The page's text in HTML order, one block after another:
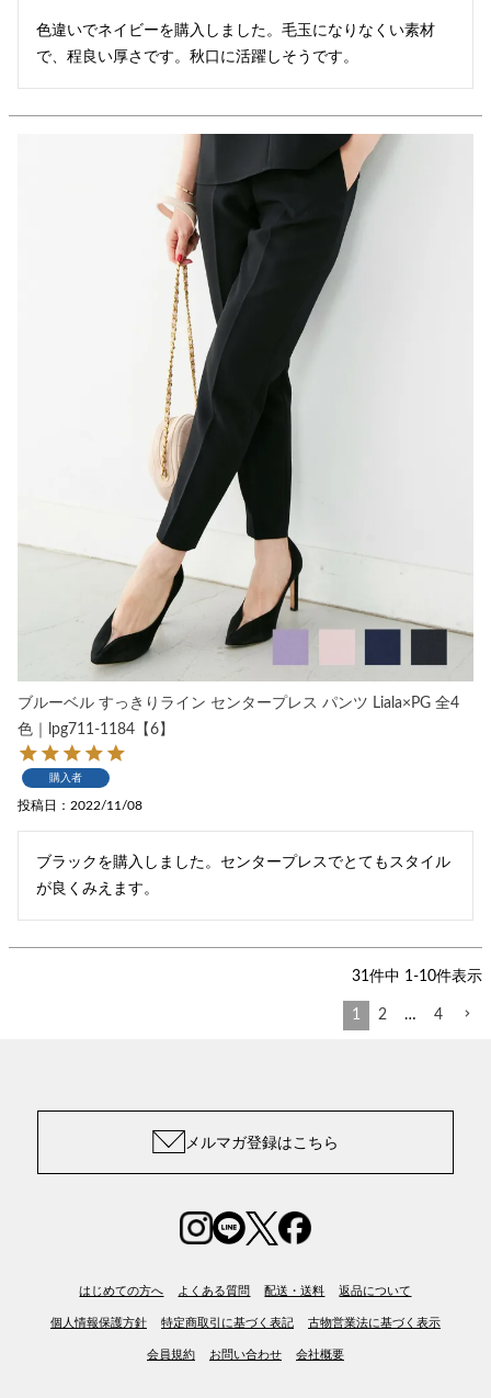
色違いでネイビーを購入しました。毛玉になりなくい素材
で、程良い厚さです。秋口に活躍しそうです。
ブルーベル すっきりライン センタープレス パンツ Liala×PG 全4
色｜lpg711-1184【6】
購入者
投稿日 2022/11/08
ブラックを購入しました。センタープレスでとてもスタイル
が良くみえます。
31件中 1-10件表示
1 2 … 4
メルマガ登録はこちら
はじめての方へ よくある質問 配送・送料 返品について
個人情報保護方針 特定商取引に基づく表記 古物営業法に基づく表示
会員規約 お問い合わせ 会社概要